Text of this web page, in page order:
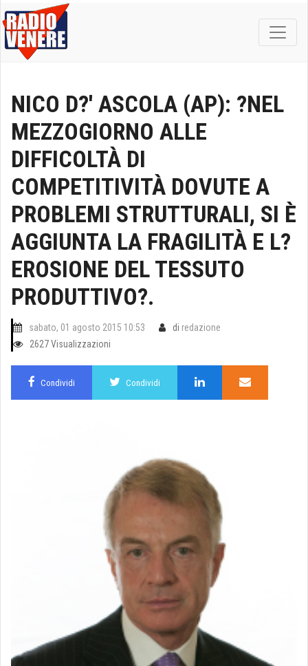
NICO D?' ASCOLA (AP): ?NEL
MEZZOGIORNO ALLE
DIFFICOLTÀ DI
COMPETITIVITÀ DOVUTE A
PROBLEMI STRUTTURALI, SI È
AGGIUNTA LA FRAGILITÀ E L?
EROSIONE DEL TESSUTO
PRODUTTIVO?.
sabato, 01 agosto 2015 10:53 di redazione
2627 Visualizzazioni
Condividi Condividi